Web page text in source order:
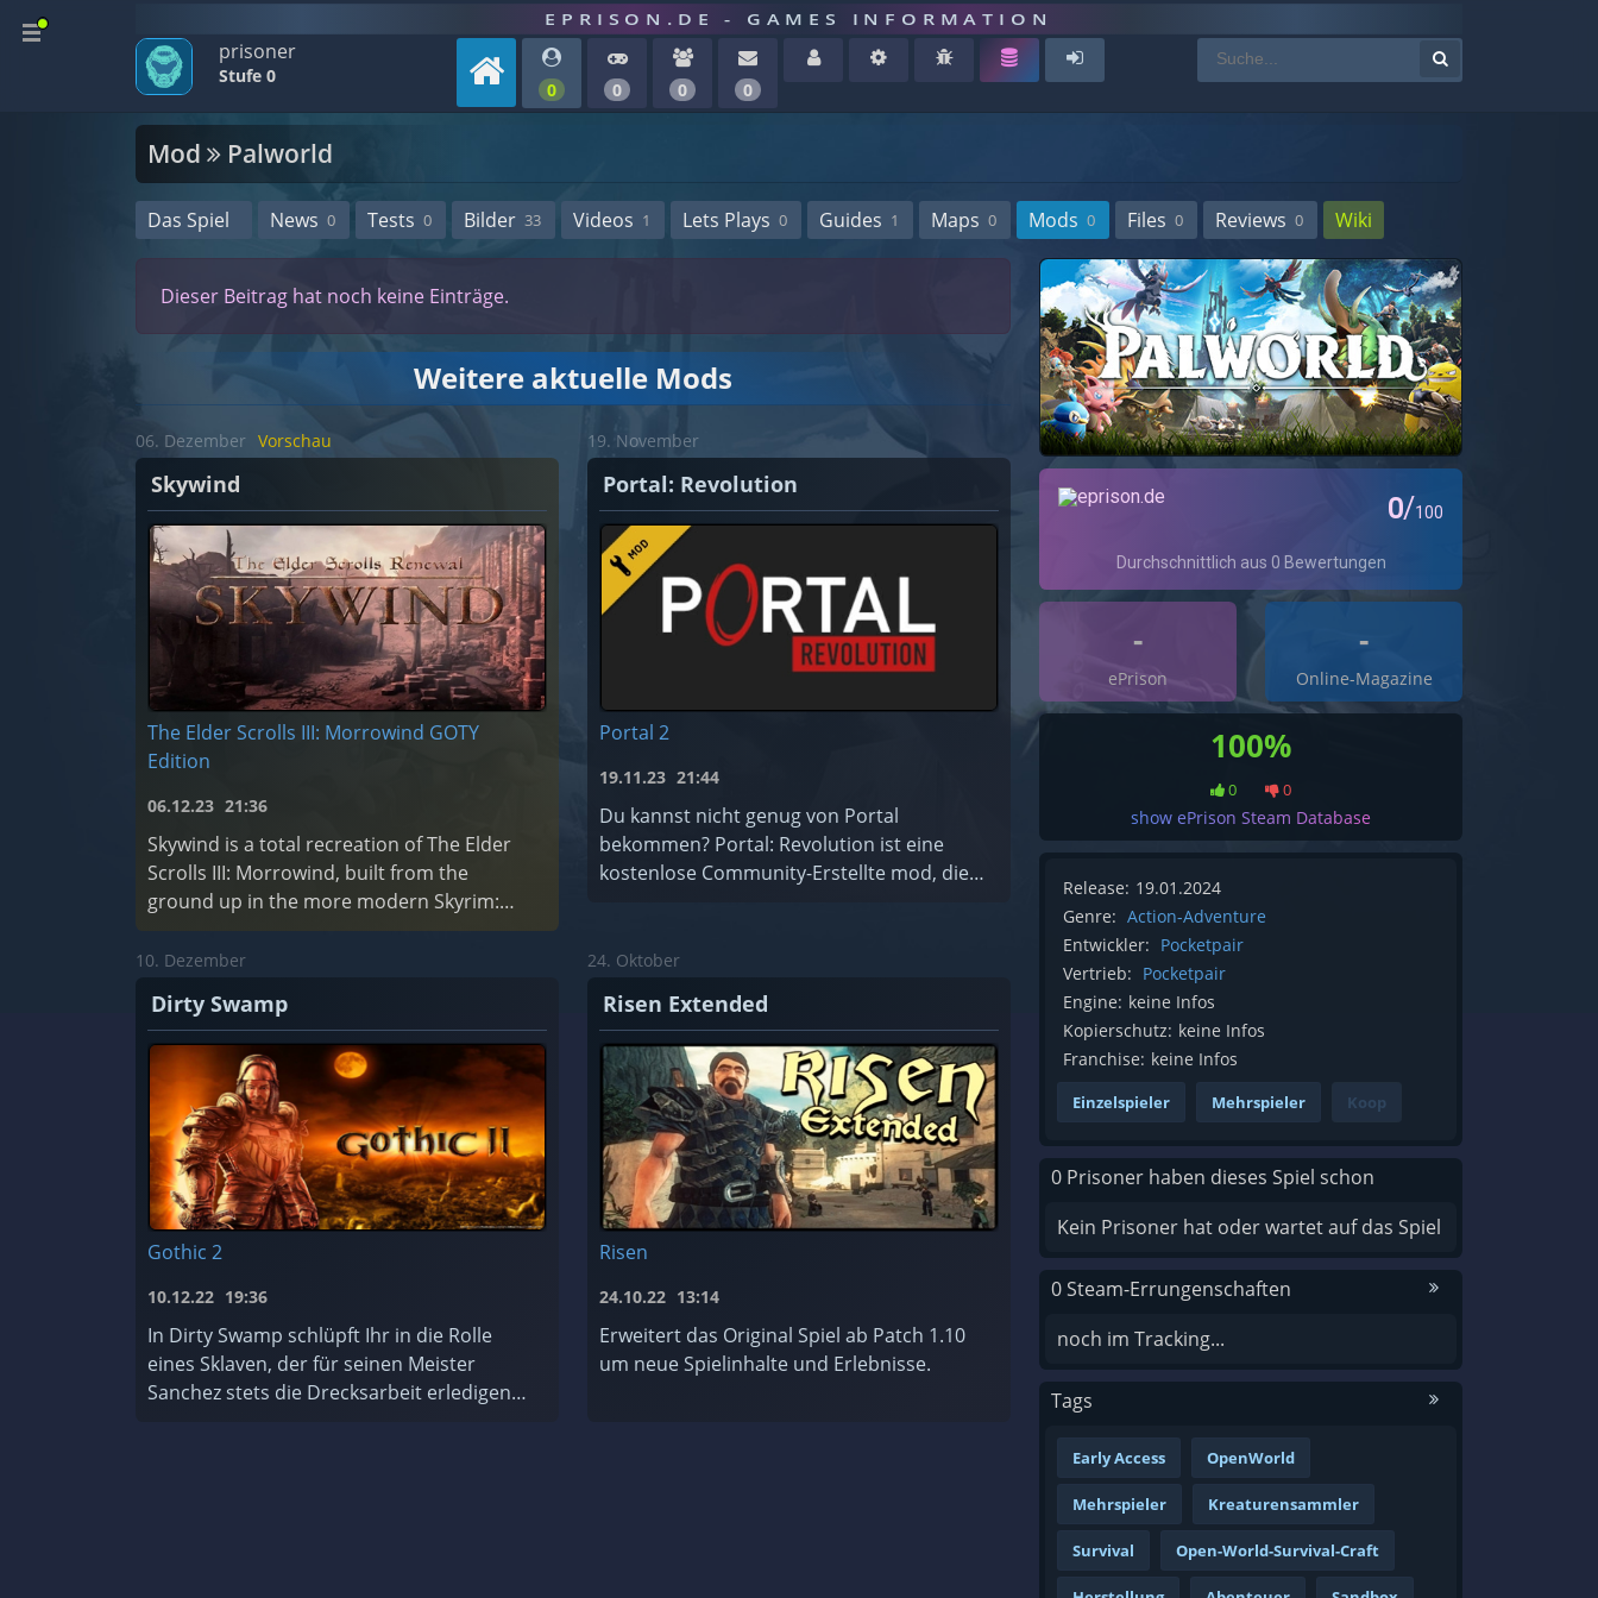
EPRISON.DE - GAMES INFORMATION
prisoner
Stufe 0
0 0 0 0
Mod Palworld
Das Spiel News 0 Tests 0 Bilder 33 Videos 1 Lets Plays 0 Guides 1 Maps 0 Mods 0 Files 0 Reviews 0 Wiki
Dieser Beitrag hat noch keine Einträge.
Weitere aktuelle Mods
06. Dezember Vorschau
Skywind
The Elder Scrolls III: Morrowind GOTY
Edition
06.12.23 21:36
Skywind is a total recreation of The Elder
Scrolls III: Morrowind, built from the
ground up in the more modern Skyrim:
19. November
Portal: Revolution
Portal 2
19.11.23 21:44
Du kannst nicht genug von Portal
bekommen? Portal: Revolution ist eine
kostenlose Community-Erstellte mod, die
10. Dezember
Dirty Swamp
Gothic 2
10.12.22 19:36
In Dirty Swamp schlüpft Ihr in die Rolle
eines Sklaven, der für seinen Meister
Sanchez stets die Drecksarbeit erledigen
24. Oktober
Risen Extended
Risen
24.10.22 13:14
Erweitert das Original Spiel ab Patch 1.10
um neue Spielinhalte und Erlebnisse.
-
ePrison
-
Online-Magazine
100%
0 0
show ePrison Steam Database
Release: 19.01.2024
Genre: Action-Adventure
Entwickler: Pocketpair
Vertrieb: Pocketpair
Engine: keine Infos
Kopierschutz: keine Infos
Franchise: keine Infos
Einzelspieler Mehrspieler Koop
0 Prisoner haben dieses Spiel schon
Kein Prisoner hat oder wartet auf das Spiel
0 Steam-Errungenschaften
noch im Tracking...
Tags
Early Access OpenWorld
Mehrspieler Kreaturensammler
Survival Open-World-Survival-Craft